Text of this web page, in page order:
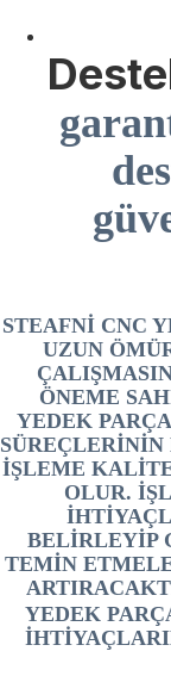
STEAFNİ CNC
UZUN
ÖNEME
YEDEK
IŞLEME
OLUR.
BELIRLEYIP
TEMIN
YEDEK